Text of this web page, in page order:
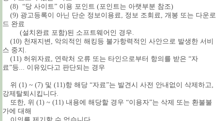
(8) “당 사이트” 이용 포인트 (포인트는 아랫부분 참조)
(9) 광고등록이 아닌 단순 정보이용료, 정보 조회료, 개봉 또는 다운로
드 완료
(설치완료 포함)된 소프트웨어인 경우.
(10) 천재지변, 악의적인 해킹등 불가항력적인 사안으로 발생한 서비
스 중지.
(11) 허위자료, 연락처 오류 또는 타인으로부터 항의를 받은 “자
료”등... 이유있다고 판단되는 경우
위 (1) ~ (7) 및 (11)항 해당 “자료”는 발견시 사전 안내없이 삭제하고,
강제탈퇴시킵니다.
또한, 위 (1) ~ (11) 내용에 해당할 경우 “이용자”는 삭제 또는 환불불
가에 대해